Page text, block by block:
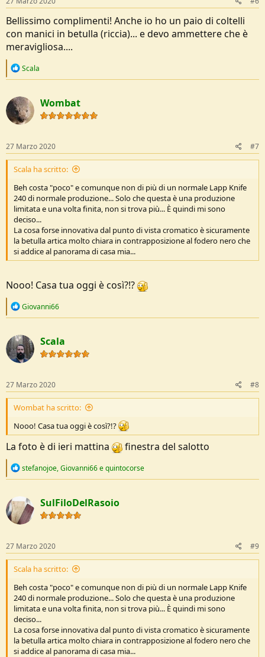
Bellissimo complimenti! Anche io ho un paio di coltelli
con manici in betulla (riccia)... e devo ammettere che è
meravigliosa....
R
c
t
i
o
s
:
Scala
Wombat
27 Marzo 2020 #7
Scala ha scritto:
Beh costa "poco" e comunque non di più di un normale Lapp Knife
240 di normale produzione... Solo che questa è una produzione
limitata e una volta finita, non si trova più... È quindi mi sono
deciso...
La cosa forse innovativa dal punto di vista cromatico è sicuramente
la betulla artica molto chiara in contrapposizione al fodero nero che
si addice al panorama di casa mia...
Nooo! Casa tua oggi è così?!?
R
c
t
i
o
s
:
Giovanni66
Scala
27 Marzo 2020 #8
Wombat ha scritto:
Nooo! Casa tua oggi è così?!?
La foto è di ieri mattina finestra del salotto
R
c
t
i
o
s
:
stefanojoe,Giovanni66equintocorse
SulFiloDelRasoio
27 Marzo 2020 #9
Scala ha scritto:
Beh costa "poco" e comunque non di più di un normale Lapp Knife
240 di normale produzione... Solo che questa è una produzione
limitata e una volta finita, non si trova più... È quindi mi sono
deciso...
La cosa forse innovativa dal punto di vista cromatico è sicuramente
la betulla artica molto chiara in contrapposizione al fodero nero che
si addice al panorama di casa mia...